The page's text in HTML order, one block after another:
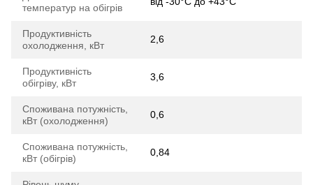
температур на обігрів
Продуктивність
охолодження, кВт
2,6
Продуктивність
обігріву, кВт
3,6
Споживана потужність,
кВт (охолодження)
0,6
Споживана потужність,
кВт (обігрів)
0,84